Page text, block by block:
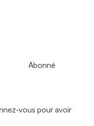
Abonné
vous pour avoir